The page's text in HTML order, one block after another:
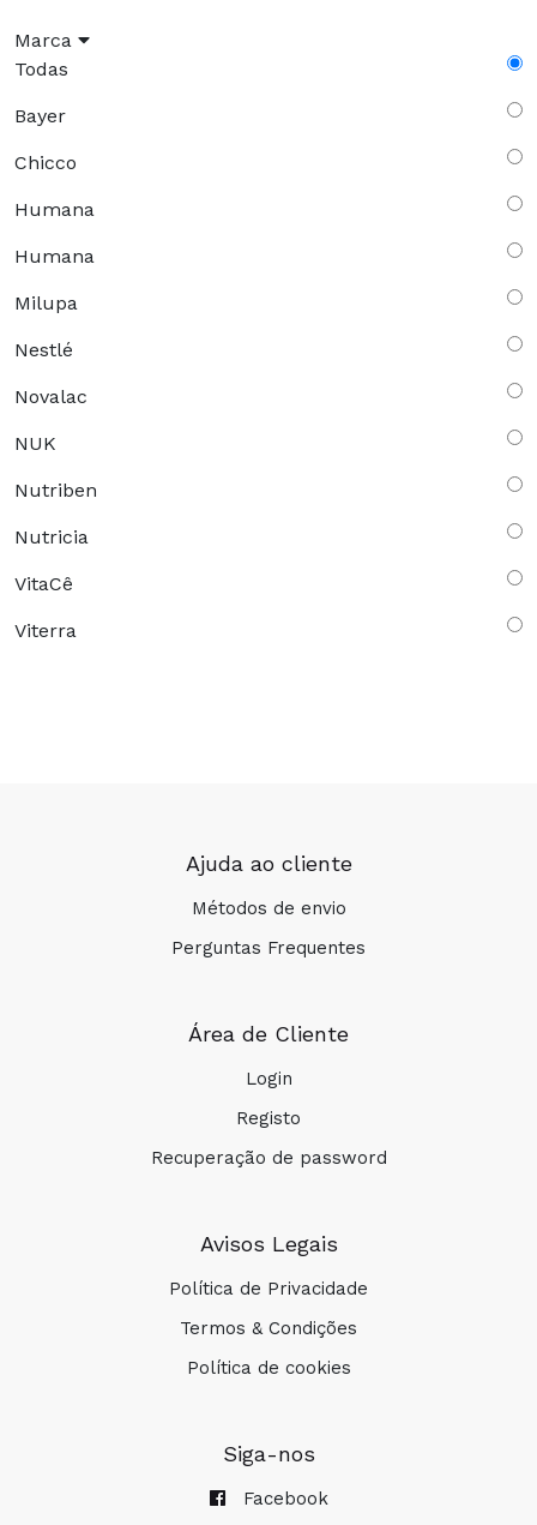
Marca
Todas
Bayer
Chicco
Humana
Humana
Milupa
Nestlé
Novalac
NUK
Nutriben
Nutricia
VitaCê
Viterra
Ajuda ao cliente
Métodos de envio
Perguntas Frequentes
Área de Cliente
Login
Registo
Recuperação de password
Avisos Legais
Política de Privacidade
Termos & Condições
Política de cookies
Siga-nos
Facebook